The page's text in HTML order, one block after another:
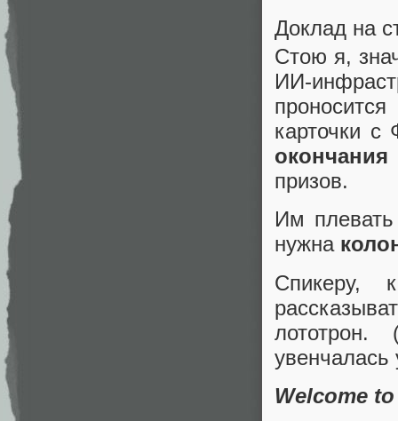
Доклад на
Стою я,
ИИ-
карточки
окончания
призов.
Им
нужна
Спикеру,
увенчалась
Welcome